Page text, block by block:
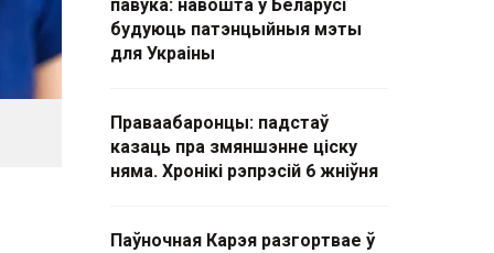
павука: навошта ў Беларусі
будуюць патэнцыйныя мэты
для Украіны
Праваабаронцы: падстаў
казаць пра змяншэнне ціску
няма. Хронікі рэпрэсій 6 жніўня
Паўночная Карэя разгортвае ў